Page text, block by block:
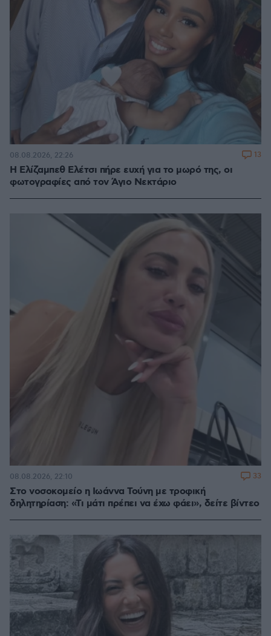
Η Ελίζαμπεθ Ελέτσι πήρε ευχή για το μωρό της, οι
φωτογραφίες από τον Άγιο Νεκτάριο
08.08.2026, 22:26 13
Στο νοσοκομείο η Ιωάννα Τούνη με τροφική
δηλητηρίαση: «Τι μάτι πρέπει να έχω φάει», δείτε βίντεο
08.08.2026, 22:10 33